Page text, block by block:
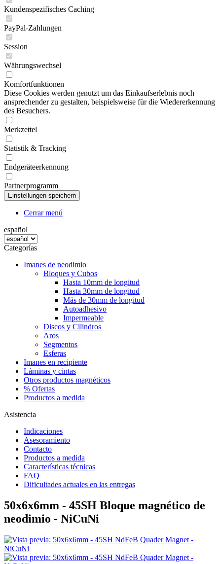
Kundenspezifisches Caching
PayPal-Zahlungen
Session
Währungswechsel
Komfortfunktionen
Diese Cookies werden genutzt um das Einkaufserlebnis noch
ansprechender zu gestalten, beispielsweise für die Wiedererkennung
des Besuchers.
Merkzettel
Statistik & Tracking
Endgeräteerkennung
Partnerprogramm
Cerrar menú
español
Categorías
Imanes de neodimio
Bloques y Cubos
Hasta 10mm de longitud
Hasta 30mm de longitud
Más de 30mm de longitud
Autoadhesivo
Impermeable
Discos y Cilindros
Aros
Segmentos
Esferas
Imanes en recipiente
Láminas y cintas
Otros productos magnéticos
% Ofertas
Productos a medida
Asistencia
Indicaciones
Asesoramiento
Contacto
Productos a medida
Características técnicas
FAQ
Dificultades actuales en las entregas
50x6x6mm - 45SH Bloque magnético de
neodimio - NiCuNi